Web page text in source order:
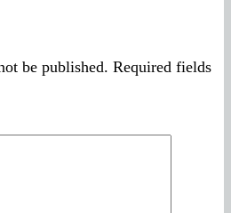
be published. Required fields